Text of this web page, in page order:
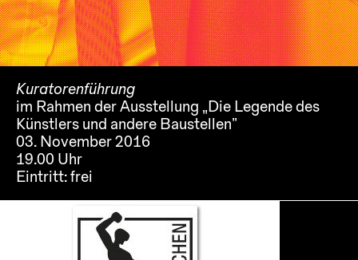
Kuratorenführung
im Rahmen der Ausstellung „Die Legende des
Künstlers und andere Baustellen“
03. November 2016
19.00 Uhr
Eintritt:frei